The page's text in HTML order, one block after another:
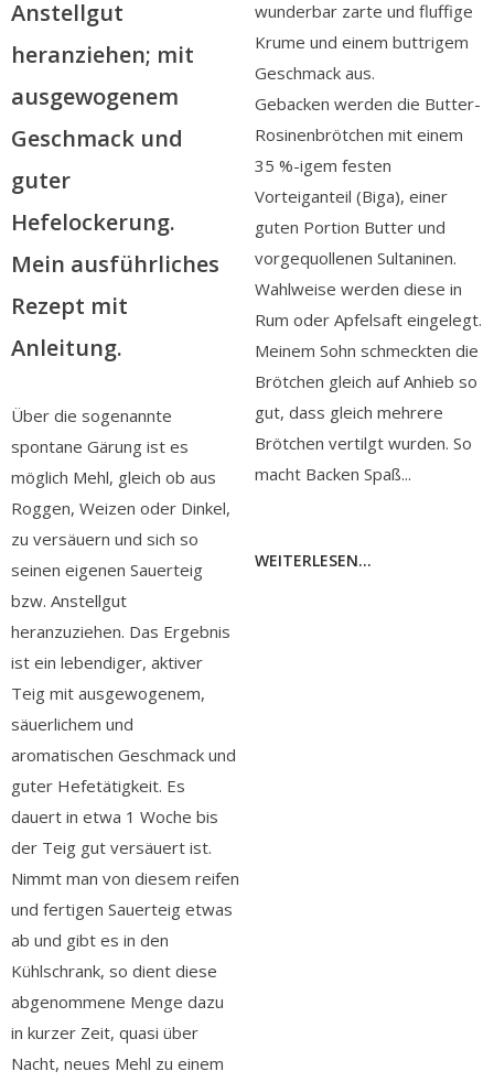
Anstellgut
heranziehen; mit
ausgewogenem
Geschmack und
guter
Hefelockerung.
Mein ausführliches
Rezept mit
Anleitung.
Über die sogenannte
spontane Gärung ist es
möglich Mehl, gleich ob aus
Roggen, Weizen oder Dinkel,
zu versäuern und sich so
seinen eigenen Sauerteig
bzw. Anstellgut
heranzuziehen. Das Ergebnis
ist ein lebendiger, aktiver
Teig mit ausgewogenem,
säuerlichem und
aromatischen Geschmack und
guter Hefetätigkeit. Es
dauert in etwa 1 Woche bis
der Teig gut versäuert ist.
Nimmt man von diesem reifen
und fertigen Sauerteig etwas
ab und gibt es in den
Kühlschrank, so dient diese
abgenommene Menge dazu
in kurzer Zeit, quasi über
Nacht, neues Mehl zu einem
wunderbar zarte und fluffige
Krume und einem buttrigem
Geschmack aus.
Gebacken werden die Butter-
Rosinenbrötchen mit einem
35 %-igem festen
Vorteiganteil (Biga), einer
guten Portion Butter und
vorgequollenen Sultaninen.
Wahlweise werden diese in
Rum oder Apfelsaft eingelegt.
Meinem Sohn schmeckten die
Brötchen gleich auf Anhieb so
gut, dass gleich mehrere
Brötchen vertilgt wurden. So
macht Backen Spaß...
WEITERLESEN...